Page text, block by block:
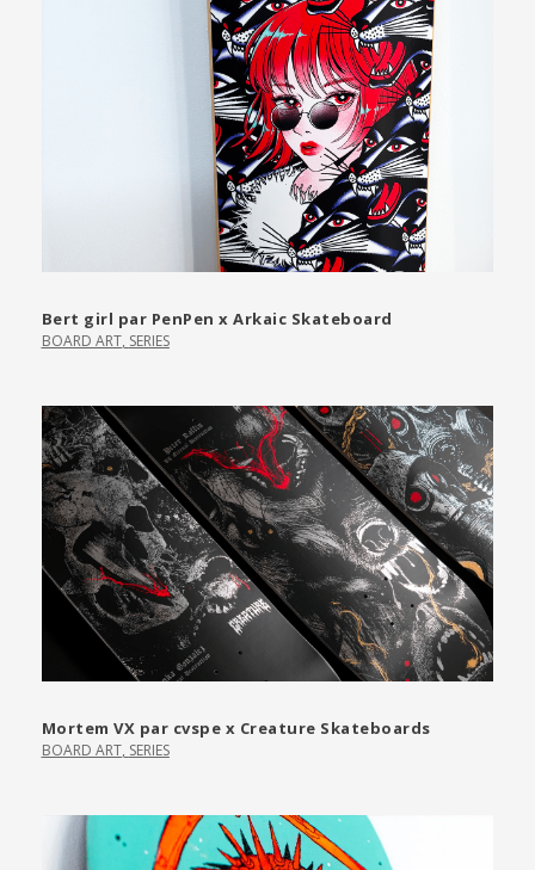
Bert girl par PenPen x Arkaic Skateboard
BOARD ART, SERIES
Mortem VX par cvspe x Creature Skateboards
BOARD ART, SERIES